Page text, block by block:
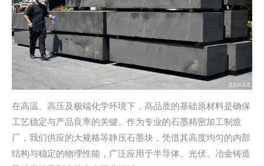
在高温、高压及极端化学环境下，高品质的基础原材料是确保
工艺稳定与产品良率的关键。作为专业的石墨精密加工制造
厂，我们供应的大规格等静压石墨块，凭借其高度均匀的内部
结构与稳定的物理性能，广泛应用于半导体、光伏、冶金铸造